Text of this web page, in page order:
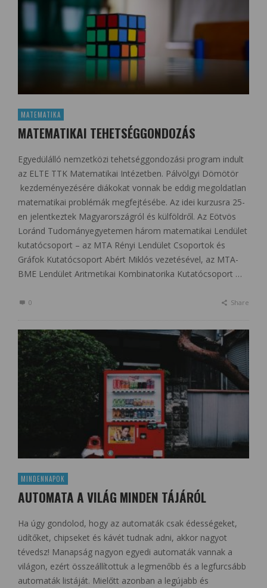
MATEMATIKA
MATEMATIKAI TEHETSÉGGONDOZÁS
Egyedülálló nemzetközi tehetséggondozási program indult
az ELTE TTK Matematikai Intézetben. Pálvölgyi Dömötör
kezdeményezésére diákokat vonnak be eddig megoldatlan
matematikai problémák megfejtésébe. Az idei kurzusra 25-
en jelentkeztek Magyarországról és külföldről. Az Eötvös
Loránd Tudományegyetemen három matematikai Lendület
kutatócsoport – az MTA Rényi Lendület Csoportok és
Gráfok Kutatócsoport Abért Miklós vezetésével, az MTA-
BME Lendület Aritmetikai Kombinatorika Kutatócsoport …
0 Share
MINDENNAPOK
AUTOMATA A VILÁG MINDEN TÁJÁRÓL
Ha úgy gondolod, hogy az automaták csak édességeket,
üdítőket, chipseket és kávét tudnak adni, akkor nagyot
tévedsz! Manapság nagyon egyedi automaták vannak a
világon, ezért összeállítottuk a legmenőbb és a legfurcsább
automaták listáját. Mielőtt azonban a legújabb és